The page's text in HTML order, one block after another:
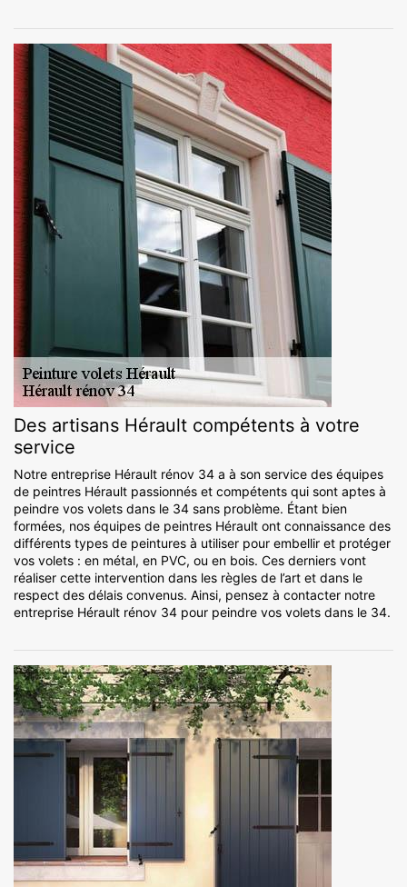
Des artisans Hérault compétents à votre
service
Notre entreprise Hérault rénov 34 a à son service des équipes
de peintres Hérault passionnés et compétents qui sont aptes à
peindre vos volets dans le 34 sans problème. Étant bien
formées, nos équipes de peintres Hérault ont connaissance des
différents types de peintures à utiliser pour embellir et protéger
vos volets : en métal, en PVC, ou en bois. Ces derniers vont
réaliser cette intervention dans les règles de l’art et dans le
respect des délais convenus. Ainsi, pensez à contacter notre
entreprise Hérault rénov 34 pour peindre vos volets dans le 34.